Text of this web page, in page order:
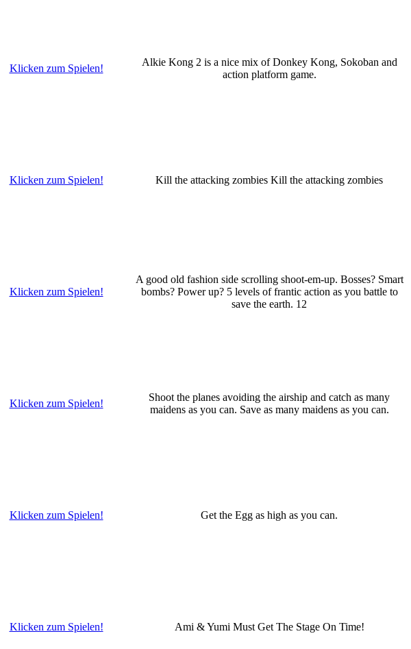
Klicken zum Spielen!
Alkie Kong 2 is a nice mix of Donkey Kong, Sokoban and
action platform game.
Klicken zum Spielen! Kill the attacking zombies Kill the attacking zombies
Klicken zum Spielen!
A good old fashion side scrolling shoot-em-up. Bosses? Smart
bombs? Power up? 5 levels of frantic action as you battle to
save the earth. 12
Klicken zum Spielen!
Shoot the planes avoiding the airship and catch as many
maidens as you can. Save as many maidens as you can.
Klicken zum Spielen! Get the Egg as high as you can.
Klicken zum Spielen! Ami & Yumi Must Get The Stage On Time!